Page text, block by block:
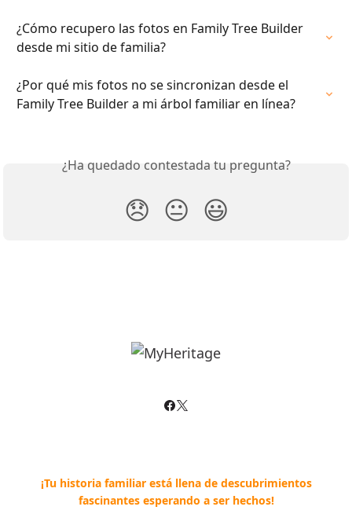
¿Cómo recupero las fotos en Family Tree Builder
desde mi sitio de familia?
¿Por qué mis fotos no se sincronizan desde el
Family Tree Builder a mi árbol familiar en línea?
¿Ha quedado contestada tu pregunta?
😞 😐 😃
¡Tu historia familiar está llena de descubrimientos
fascinantes esperando a ser hechos!